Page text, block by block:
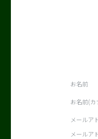
お名前
お名前(カ
メールア
メールア